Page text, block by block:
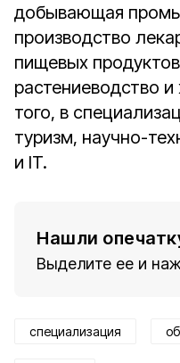
добывающая
производство
пищевых
растениеводство
того, в
туризм, научно-
и IT.
Нашли
Выделите ее и
специализация